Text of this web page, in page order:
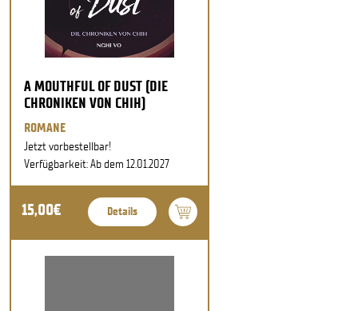
A MOUTHFUL OF DUST (DIE
CHRONIKEN VON CHIH)
ROMANE
Jetzt vorbestellbar!
Verfügbarkeit: Ab dem 12.01.2027
15,00€ Details